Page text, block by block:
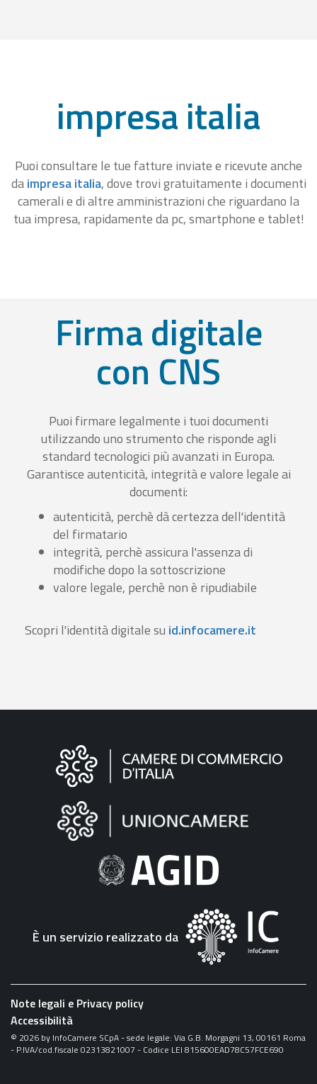
impresa italia
Puoi consultare le tue fatture inviate e ricevute anche
daimpresa italia, dove trovi gratuitamente i documenti
camerali e di altre amministrazioni che riguardano la
tua impresa, rapidamente da pc, smartphone e tablet!
Firma digitale
con CNS
Puoi firmare legalmente i tuoi documenti
utilizzando uno strumento che risponde agli
standard tecnologici più avanzati in Europa.
Garantisce autenticità, integrità e valore legale ai
documenti:
autenticità, perchè dà certezza dell'identità
del firmatario
integrità, perchè assicura l'assenza di
modifiche dopo la sottoscrizione
valore legale, perchè non è ripudiabile
Scopri l'identità digitale su id.infocamere.it
Informazioni
"Fattura
Elettronica"
È un servizio realizzato da
Note legali e Privacy policy
Accessibilità
© 2026 by InfoCamere SCpA - sede legale: Via G.B. Morgagni 13, 00161 Roma
- P.IVA/cod.fiscale 02313821007 - Codice LEI 815600EAD78C57FCE690